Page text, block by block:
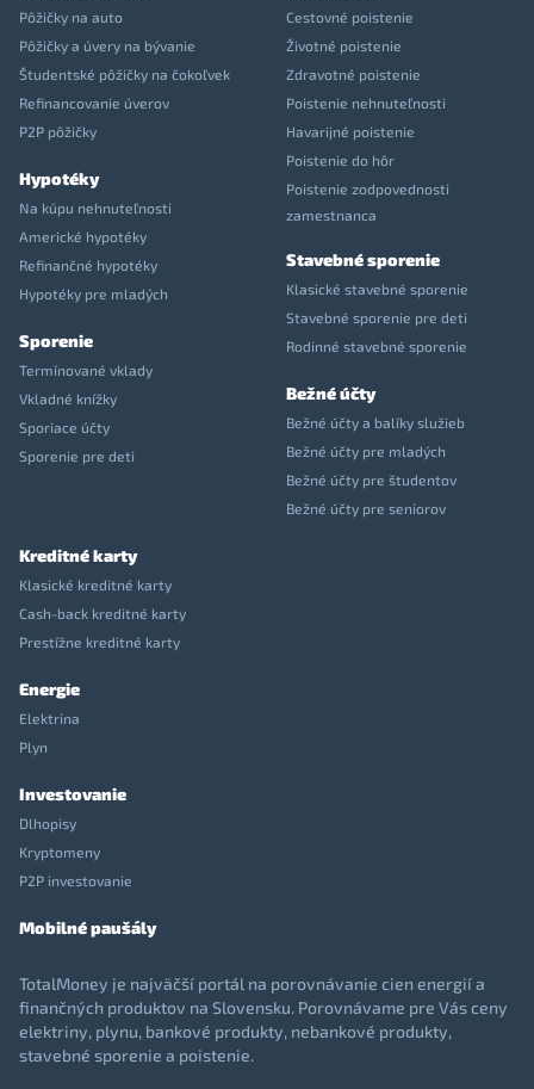
Pôžičky na auto
Pôžičky a úvery na bývanie
Študentské pôžičky na čokoľvek
Refinancovanie úverov
P2P pôžičky
Hypotéky
Na kúpu nehnuteľnosti
Americké hypotéky
Refinančné hypotéky
Hypotéky pre mladých
Sporenie
Termínované vklady
Vkladné knížky
Sporiace účty
Sporenie pre deti
Cestovné poistenie
Životné poistenie
Zdravotné poistenie
Poistenie nehnuteľnosti
Havarijné poistenie
Poistenie do hôr
Poistenie zodpovednosti
zamestnanca
Stavebné sporenie
Klasické stavebné sporenie
Stavebné sporenie pre deti
Rodinné stavebné sporenie
Bežné účty
Bežné účty a balíky služieb
Bežné účty pre mladých
Bežné účty pre študentov
Bežné účty pre seniorov
Kreditné karty
Klasické kreditné karty
Cash-back kreditné karty
Prestížne kreditné karty
Energie
Elektrina
Plyn
Investovanie
Dlhopisy
Kryptomeny
P2P investovanie
Mobilné paušály
TotalMoney je najväčší portál na porovnávanie cien energií a
finančných produktov na Slovensku. Porovnávame pre Vás ceny
elektriny, plynu, bankové produkty, nebankové produkty,
stavebné sporenie a poistenie.